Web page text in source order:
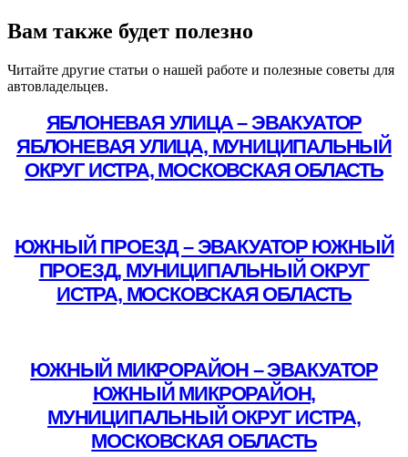
Вам также будет полезно
Читайте другие статьи о нашей работе и полезные советы для
автовладельцев.
ЯБЛОНЕВАЯ УЛИЦА – ЭВАКУАТОР
ЯБЛОНЕВАЯ УЛИЦА, МУНИЦИПАЛЬНЫЙ
ОКРУГ ИСТРА, МОСКОВСКАЯ ОБЛАСТЬ
ЮЖНЫЙ ПРОЕЗД – ЭВАКУАТОР ЮЖНЫЙ
ПРОЕЗД, МУНИЦИПАЛЬНЫЙ ОКРУГ
ИСТРА, МОСКОВСКАЯ ОБЛАСТЬ
ЮЖНЫЙ МИКРОРАЙОН – ЭВАКУАТОР
ЮЖНЫЙ МИКРОРАЙОН,
МУНИЦИПАЛЬНЫЙ ОКРУГ ИСТРА,
МОСКОВСКАЯ ОБЛАСТЬ